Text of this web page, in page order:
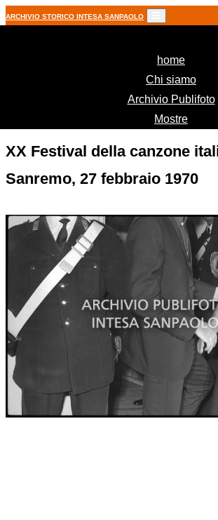
ARCHIVIO STORICO INTESA SANPAOLO
home
Chi siamo
Archivio Publifoto
Mostre
XX Festival della canzone
Sanremo, 27 febbraio 1970